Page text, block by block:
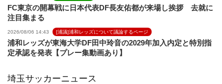
FC東京の開幕戦に日本代表DF長友佑都が来場し挨拶 去就に
注目集まる
2026/08/06 14:43 [浦議]浦和レッズについて議論するページ
浦和レッズが東海大学DF田中玲音の2029年加入内定と特別指
定承認を発表【プレー集動画あり】
埼玉サッカーニュース